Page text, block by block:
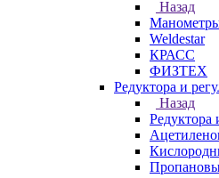
Назад
Weldestar
КРАСС
ФИЗТЕХ
Редуктора и
Назад
Редуктора